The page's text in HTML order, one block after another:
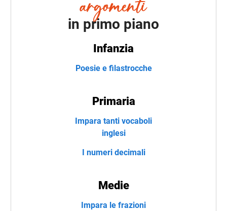
in primo piano
Infanzia
Poesie e filastrocche
Primaria
Impara tanti vocaboli
inglesi
I numeri decimali
Medie
Impara le frazioni